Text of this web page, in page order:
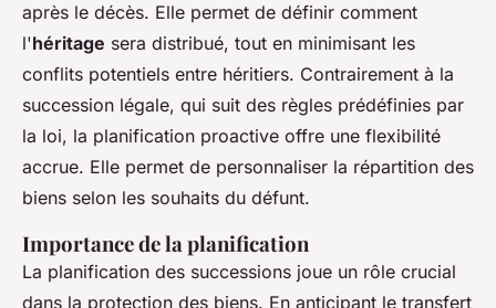
après le décès. Elle permet de définir comment
l'héritage sera distribué, tout en minimisant les
conflits potentiels entre héritiers. Contrairement à la
succession légale, qui suit des règles prédéfinies par
la loi, la planification proactive offre une flexibilité
accrue. Elle permet de personnaliser la répartition des
biens selon les souhaits du défunt.
Importance de la planification
La planification des successions joue un rôle crucial
dans la protection des biens. En anticipant le transfert